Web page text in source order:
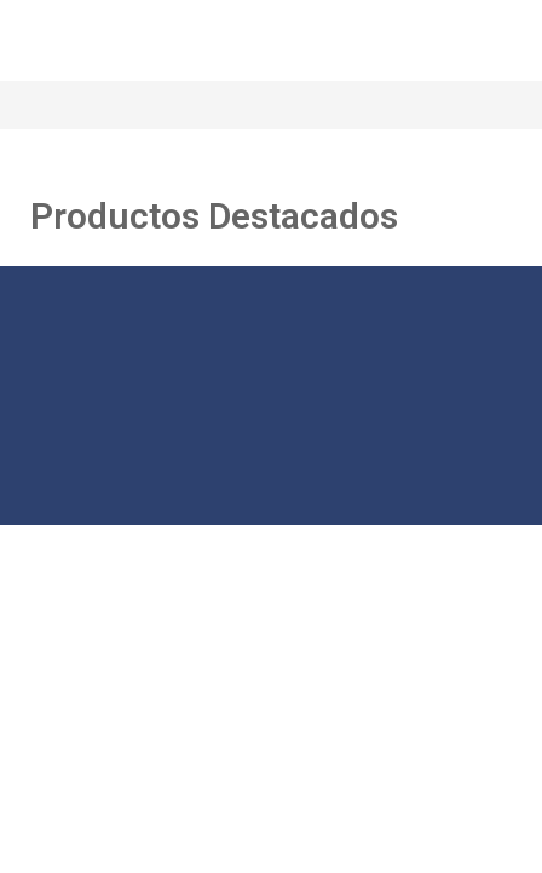
Productos Destacados